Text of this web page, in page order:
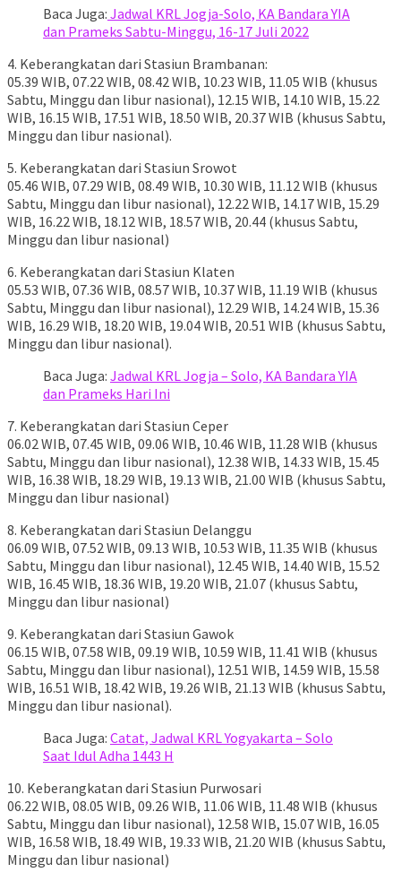
Baca Juga: Jadwal KRL Jogja-Solo, KA Bandara YIA
dan Prameks Sabtu-Minggu, 16-17 Juli 2022
4. Keberangkatan dari Stasiun Brambanan:
05.39 WIB, 07.22 WIB, 08.42 WIB, 10.23 WIB, 11.05 WIB (khusus
Sabtu, Minggu dan libur nasional), 12.15 WIB, 14.10 WIB, 15.22
WIB, 16.15 WIB, 17.51 WIB, 18.50 WIB, 20.37 WIB (khusus Sabtu,
Minggu dan libur nasional).
5. Keberangkatan dari Stasiun Srowot
05.46 WIB, 07.29 WIB, 08.49 WIB, 10.30 WIB, 11.12 WIB (khusus
Sabtu, Minggu dan libur nasional), 12.22 WIB, 14.17 WIB, 15.29
WIB, 16.22 WIB, 18.12 WIB, 18.57 WIB, 20.44 (khusus Sabtu,
Minggu dan libur nasional)
6. Keberangkatan dari Stasiun Klaten
05.53 WIB, 07.36 WIB, 08.57 WIB, 10.37 WIB, 11.19 WIB (khusus
Sabtu, Minggu dan libur nasional), 12.29 WIB, 14.24 WIB, 15.36
WIB, 16.29 WIB, 18.20 WIB, 19.04 WIB, 20.51 WIB (khusus Sabtu,
Minggu dan libur nasional).
Baca Juga: Jadwal KRL Jogja – Solo, KA Bandara YIA
dan Prameks Hari Ini
7. Keberangkatan dari Stasiun Ceper
06.02 WIB, 07.45 WIB, 09.06 WIB, 10.46 WIB, 11.28 WIB (khusus
Sabtu, Minggu dan libur nasional), 12.38 WIB, 14.33 WIB, 15.45
WIB, 16.38 WIB, 18.29 WIB, 19.13 WIB, 21.00 WIB (khusus Sabtu,
Minggu dan libur nasional)
8. Keberangkatan dari Stasiun Delanggu
06.09 WIB, 07.52 WIB, 09.13 WIB, 10.53 WIB, 11.35 WIB (khusus
Sabtu, Minggu dan libur nasional), 12.45 WIB, 14.40 WIB, 15.52
WIB, 16.45 WIB, 18.36 WIB, 19.20 WIB, 21.07 (khusus Sabtu,
Minggu dan libur nasional)
9. Keberangkatan dari Stasiun Gawok
06.15 WIB, 07.58 WIB, 09.19 WIB, 10.59 WIB, 11.41 WIB (khusus
Sabtu, Minggu dan libur nasional), 12.51 WIB, 14.59 WIB, 15.58
WIB, 16.51 WIB, 18.42 WIB, 19.26 WIB, 21.13 WIB (khusus Sabtu,
Minggu dan libur nasional).
Baca Juga: Catat, Jadwal KRL Yogyakarta – Solo
Saat Idul Adha 1443 H
10. Keberangkatan dari Stasiun Purwosari
06.22 WIB, 08.05 WIB, 09.26 WIB, 11.06 WIB, 11.48 WIB (khusus
Sabtu, Minggu dan libur nasional), 12.58 WIB, 15.07 WIB, 16.05
WIB, 16.58 WIB, 18.49 WIB, 19.33 WIB, 21.20 WIB (khusus Sabtu,
Minggu dan libur nasional)